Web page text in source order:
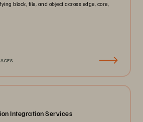
block, file, and object across edge, core,
Integration Services